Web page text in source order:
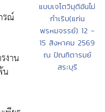
รณ์
งาน
น
แบบเจโตวิมุติอันไม่
กำเริบ(แก่น
พรหมจรรย์) 12 -
15 สิงหาคม 2569
ณ ปัณฑิตารมย์
สระบุรี